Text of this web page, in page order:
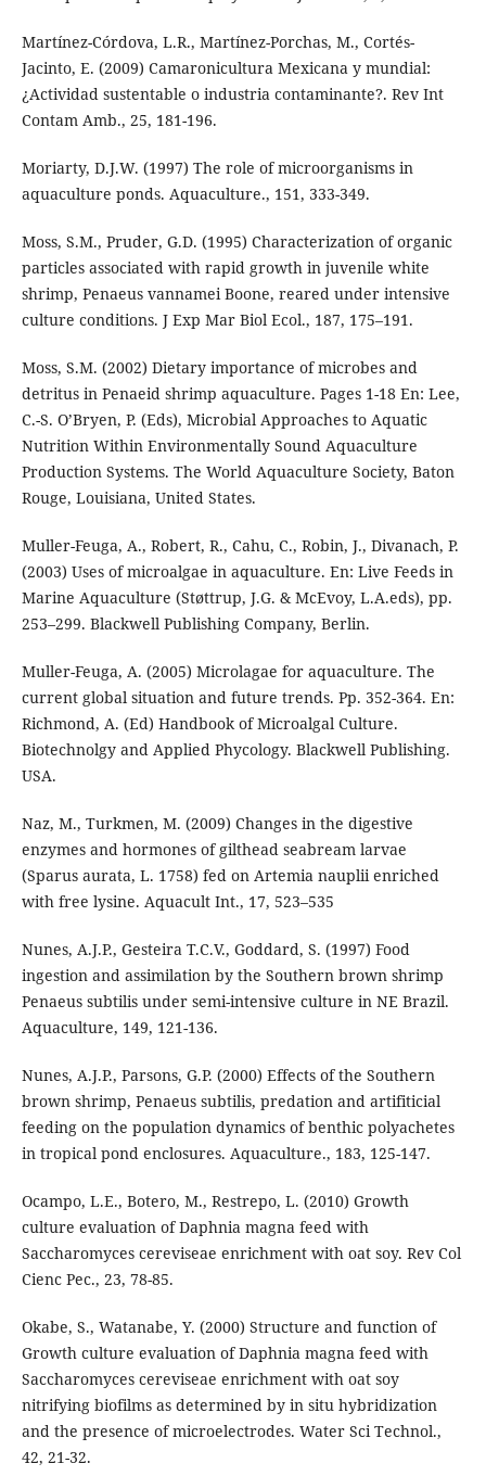
Martínez-Córdova, L.R., Martínez-Porchas, M., Cortés-
Jacinto, E. (2009) Camaronicultura Mexicana y mundial:
¿Actividad sustentable o industria contaminante?. Rev Int
Contam Amb., 25, 181-196.
Moriarty, D.J.W. (1997) The role of microorganisms in
aquaculture ponds. Aquaculture., 151, 333-349.
Moss, S.M., Pruder, G.D. (1995) Characterization of organic
particles associated with rapid growth in juvenile white
shrimp, Penaeus vannamei Boone, reared under intensive
culture conditions. J Exp Mar Biol Ecol., 187, 175–191.
Moss, S.M. (2002) Dietary importance of microbes and
detritus in Penaeid shrimp aquaculture. Pages 1-18 En: Lee,
C.-S. O’Bryen, P. (Eds), Microbial Approaches to Aquatic
Nutrition Within Environmentally Sound Aquaculture
Production Systems. The World Aquaculture Society, Baton
Rouge, Louisiana, United States.
Muller-Feuga, A., Robert, R., Cahu, C., Robin, J., Divanach, P.
(2003) Uses of microalgae in aquaculture. En: Live Feeds in
Marine Aquaculture (Støttrup, J.G. & McEvoy, L.A.eds), pp.
253–299. Blackwell Publishing Company, Berlin.
Muller-Feuga, A. (2005) Microlagae for aquaculture. The
current global situation and future trends. Pp. 352-364. En:
Richmond, A. (Ed) Handbook of Microalgal Culture.
Biotechnolgy and Applied Phycology. Blackwell Publishing.
USA.
Naz, M., Turkmen, M. (2009) Changes in the digestive
enzymes and hormones of gilthead seabream larvae
(Sparus aurata, L. 1758) fed on Artemia nauplii enriched
with free lysine. Aquacult Int., 17, 523–535
Nunes, A.J.P., Gesteira T.C.V., Goddard, S. (1997) Food
ingestion and assimilation by the Southern brown shrimp
Penaeus subtilis under semi-intensive culture in NE Brazil.
Aquaculture, 149, 121-136.
Nunes, A.J.P., Parsons, G.P. (2000) Effects of the Southern
brown shrimp, Penaeus subtilis, predation and artifiticial
feeding on the population dynamics of benthic polyachetes
in tropical pond enclosures. Aquaculture., 183, 125-147.
Ocampo, L.E., Botero, M., Restrepo, L. (2010) Growth
culture evaluation of Daphnia magna feed with
Saccharomyces cereviseae enrichment with oat soy. Rev Col
Cienc Pec., 23, 78-85.
Okabe, S., Watanabe, Y. (2000) Structure and function of
Growth culture evaluation of Daphnia magna feed with
Saccharomyces cereviseae enrichment with oat soy
nitrifying biofilms as determined by in situ hybridization
and the presence of microelectrodes. Water Sci Technol.,
42, 21-32.